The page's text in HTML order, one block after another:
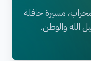
مسيرة حافلة
الله والوطن.